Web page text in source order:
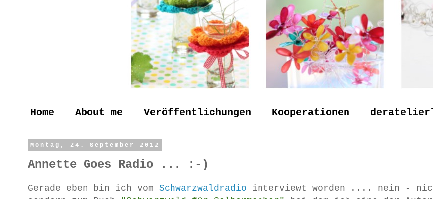
Home About me Veröffentlichungen Kooperationen
Montag, 24. September 2012
Annette Goes Radio ... :-)
Gerade eben bin ich vom Schwarzwaldradio interviewt worden .... nein -